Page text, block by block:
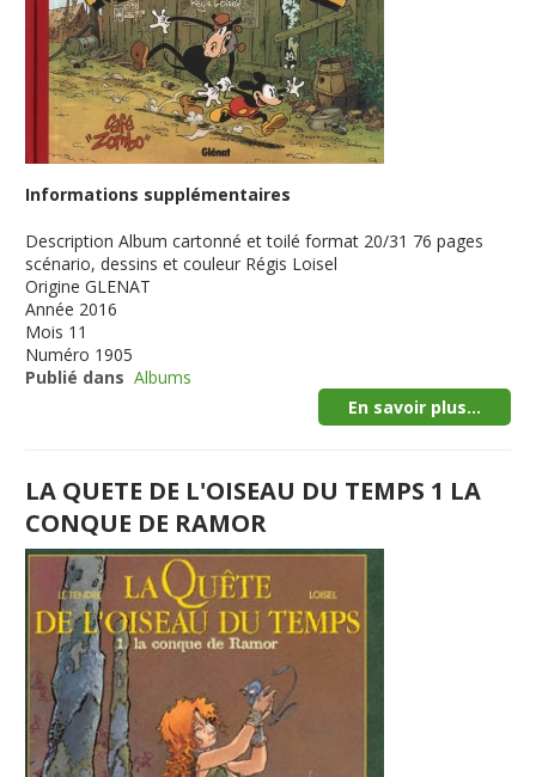
Informations supplémentaires
Description Album cartonné et toilé format 20/31 76 pages
scénario, dessins et couleur Régis Loisel
Origine GLENAT
Année 2016
Mois 11
Numéro 1905
Publié dans Albums
En savoir plus...
LA QUETE DE L'OISEAU DU TEMPS 1 LA
CONQUE DE RAMOR